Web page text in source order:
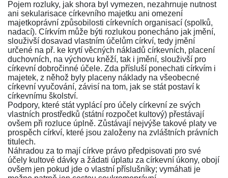
Pojem rozluky, jak shora byl vymezen, nezahrnuje nutnost
ani sekularisace církevního majetku ani omezení
majetkoprávní způsobilosti církevních organisací (spolků,
nadací). Církvím může býti rozlukou ponecháno jak jmění,
slouživší dosavad vlastním účelům církví, tedy jmění
určené na př. ke krytí věcných nákladů církevních, placení
duchovních, na výchovu kněží, tak i jmění, slouživší pro
církevní dobročinné účele. Zda přísluší ponechati církvím i
majetek, z něhož byly placeny náklady na všeobecné
církevní vyučování, závisí na tom, jak se stát postaví k
církevnímu školství.
Podpory, které stát vyplácí pro účely církevní ze svých
vlastních prostředků (státní rozpočet kultový) přestávají
ovšem při rozluce úplně. Zůstávají nejvýše takové platy ve
prospěch církví, které jsou založeny na zvláštních právních
titulech.
Náhradou za to mají církve právo předpisovati pro své
účely kultové dávky a žádati úplatu za církevní úkony, obojí
ovšem jen pokud jde o vlastní příslušníky; vymáhati je